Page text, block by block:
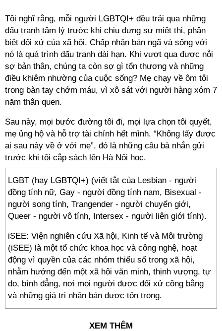
Tôi nghĩ rằng, mỗi người LGBTQI+ đều trải qua những
đấu tranh tâm lý trước khi chịu đựng sự miệt thị, phân
biệt đối xử của xã hội. Chấp nhận bản ngã và sống với
nó là quá trình đấu tranh dài hạn. Khi vượt qua được nỗi
sợ bản thân, chúng ta còn sợ gì tổn thương và những
điều khiêm nhường của cuộc sống? Mẹ chạy về ôm tôi
trong bàn tay chớm máu, vì xô sát với người hàng xóm 7
năm thân quen.
Sau này, mọi bước đường tôi đi, mọi lựa chọn tôi quyết,
mẹ ủng hộ và hỗ trợ tài chính hết mình. “Không lấy được
ai sau này về ở với mẹ”, đó là những câu bà nhắn gửi
trước khi tôi cắp sách lên Hà Nội học.
LGBT (hay LGBTQI+) (viết tắt của Lesbian - người
đồng tính nữ, Gay - người đồng tính nam, Bisexual -
người song tính, Trangender - người chuyển giới,
Queer - người vô tính, Intersex - người liên giới tính).
iSEE: Viện nghiên cứu Xã hội, Kinh tế và Môi trường
(iSEE) là một tổ chức khoa học và công nghệ, hoạt
động vì quyền của các nhóm thiểu số trong xã hội,
nhằm hướng đến một xã hội văn minh, thịnh vượng, tự
do, bình đẳng, nơi mọi người được đối xử công bằng
và những giá trị nhân bản được tôn trọng.
XEM THÊM